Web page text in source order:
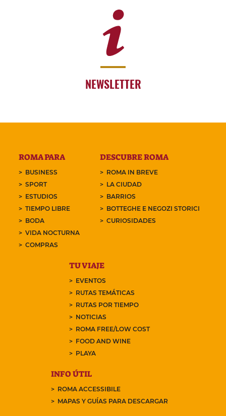
NEWSLETTER
ROMA PARA
BUSINESS
SPORT
ESTUDIOS
TIEMPO LIBRE
BODA
VIDA NOCTURNA
COMPRAS
DESCUBRE ROMA
ROMA IN BREVE
LA CIUDAD
BARRIOS
BOTTEGHE E NEGOZI STORICI
CURIOSIDADES
TU VIAJE
EVENTOS
RUTAS TEMÁTICAS
RUTAS POR TIEMPO
NOTICIAS
ROMA FREE/LOW COST
FOOD AND WINE
PLAYA
INFO ÚTIL
ROMA ACCESSIBILE
MAPAS Y GUÍAS PARA DESCARGAR